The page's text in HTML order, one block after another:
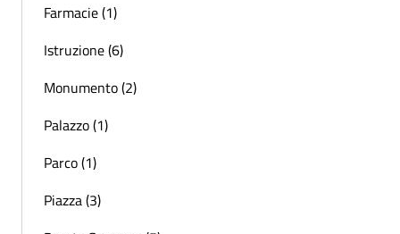
Farmacie (1)
Istruzione (6)
Monumento (2)
Palazzo (1)
Parco (1)
Piazza (3)